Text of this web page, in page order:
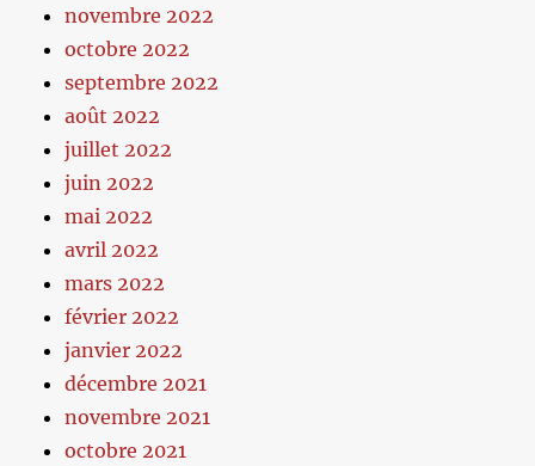
novembre 2022
octobre 2022
septembre 2022
août 2022
juillet 2022
juin 2022
mai 2022
avril 2022
mars 2022
février 2022
janvier 2022
décembre 2021
novembre 2021
octobre 2021